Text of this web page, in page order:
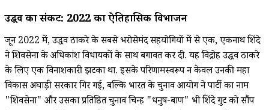
उद्धव का संकट: 2022 का ऐतिहासिक विभाजन
जून 2022 में, उद्धव ठाकरे के सबसे भरोसेमंद सहयोगियों में से एक, एकनाथ शिंदे
ने शिवसेना के अधिकांश विधायकों के साथ बगावत कर दी. यह विद्रोह उद्धव ठाकरे
के लिए एक विनाशकारी झटका था. इसके परिणामस्वरूप न केवल उनकी महा
विकास अघाड़ी सरकार गिर गई, बल्कि भारत के चुनाव आयोग ने पार्टी का नाम
"शिवसेना" और उसका प्रतिष्ठित चुनाव चिन्ह "धनुष-बाण" भी शिंदे गुट को सौंप